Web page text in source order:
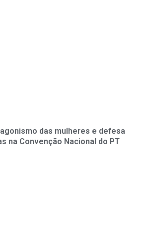
das mulheres e defesa
na Convenção Nacional do PT